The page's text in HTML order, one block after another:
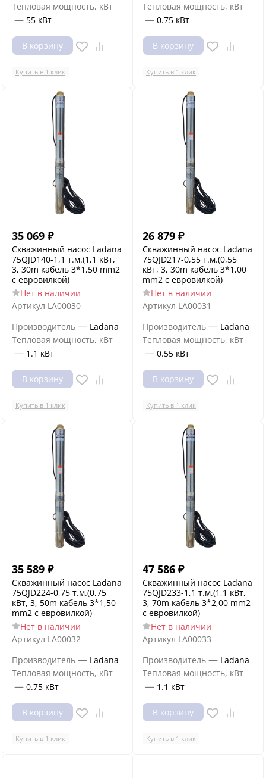
Тепловая мощность, кВт
— 55 кВт
В корзину
Купить в 1 клик
Тепловая мощность, кВт
— 0.75 кВт
В корзину
Купить в 1 клик
35 069 ₽
Скважинный насос Ladana
75QJD140-1,1 т.м.(1,1 кВт,
3, 30m кабель 3*1,50 mm2
с евровилкой)
Нет в наличии
Артикул LA00030
Производитель — Ladana
Тепловая мощность, кВт
— 1.1 кВт
В корзину
Купить в 1 клик
26 879 ₽
Скважинный насос Ladana
75QJD217-0,55 т.м.(0,55
кВт, 3, 30m кабель 3*1,00
mm2 с евровилкой)
Нет в наличии
Артикул LA00031
Производитель — Ladana
Тепловая мощность, кВт
— 0.55 кВт
В корзину
Купить в 1 клик
35 589 ₽
Скважинный насос Ladana
75QJD224-0,75 т.м.(0,75
кВт, 3, 50m кабель 3*1,50
mm2 с евровилкой)
Нет в наличии
Артикул LA00032
Производитель — Ladana
Тепловая мощность, кВт
— 0.75 кВт
В корзину
Купить в 1 клик
47 586 ₽
Скважинный насос Ladana
75QJD233-1,1 т.м.(1,1 кВт,
3, 70m кабель 3*2,00 mm2
с евровилкой)
Нет в наличии
Артикул LA00033
Производитель — Ladana
Тепловая мощность, кВт
— 1.1 кВт
В корзину
Купить в 1 клик